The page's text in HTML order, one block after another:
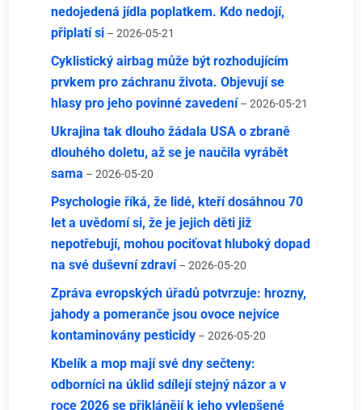
nedojedená jídla poplatkem. Kdo nedojí,
připlatí si – 2026-05-21
Cyklistický airbag může být rozhodujícím
prvkem pro záchranu života. Objevují se
hlasy pro jeho povinné zavedení – 2026-05-21
Ukrajina tak dlouho žádala USA o zbraně
dlouhého doletu, až se je naučila vyrábět
sama – 2026-05-20
Psychologie říká, že lidé, kteří dosáhnou 70
let a uvědomí si, že je jejich děti již
nepotřebují, mohou pociťovat hluboký dopad
na své duševní zdraví – 2026-05-20
Zpráva evropských úřadů potvrzuje: hrozny,
jahody a pomeranče jsou ovoce nejvíce
kontaminovány pesticidy – 2026-05-20
Kbelík a mop mají své dny sečteny:
odborníci na úklid sdílejí stejný názor a v
roce 2026 se přiklánějí k jeho vylepšené